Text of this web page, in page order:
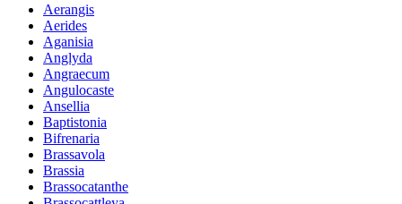
Aerangis
Aerides
Aganisia
Anglyda
Angraecum
Angulocaste
Ansellia
Baptistonia
Bifrenaria
Brassavola
Brassia
Brassocatanthe